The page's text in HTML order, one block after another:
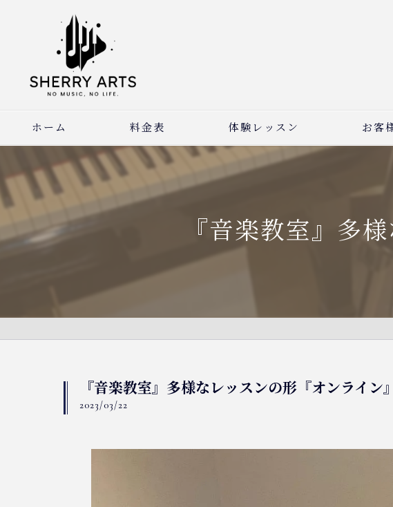
ホーム 料金表 体験レッスン お客
『音楽教室』多
『音楽教室』多様なレッスンの形『オンライン』
2023/03/22